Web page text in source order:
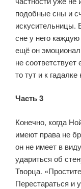
подобные сны и
искусительницы.
сне у него
ещё он
не
то тут и к
Часть 3
Конечно, когда
имеют права не
он не имеет в
удариться об
Творца.
Перестараться и